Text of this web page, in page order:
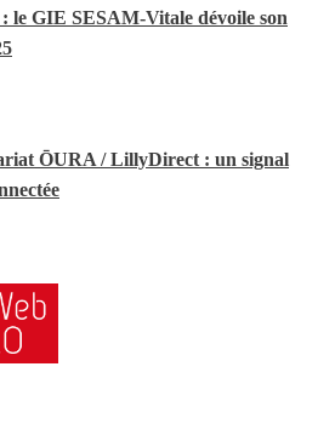
le GIE SESAM-Vitale dévoile son
ŌURA / LillyDirect : un signal